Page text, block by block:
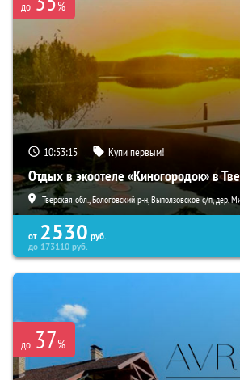
до %
10:53:13 Купи первым!
Отдых в экоотеле «Киногородок» в
Тверская обл., Бологовский р-н, Выползовское с/п, дер.
от 2530 руб.
до173110руб.
до 37%